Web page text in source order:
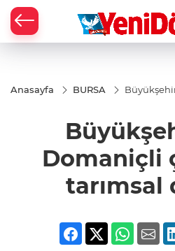
Anasayfa BURSA
tarımsal
Domaniçli
tarımsal